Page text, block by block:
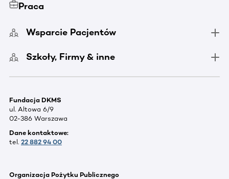
Praca
Wsparcie Pacjentów
Szkoły, Firmy & inne
Fundacja DKMS
ul. Altowa 6/9
02-386 Warszawa
Dane kontaktowe:
tel. 22 882 94 00
Organizacja Pożytku Publicznego